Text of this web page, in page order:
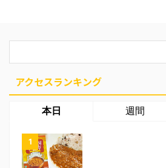
アクセスランキング
本日 週間